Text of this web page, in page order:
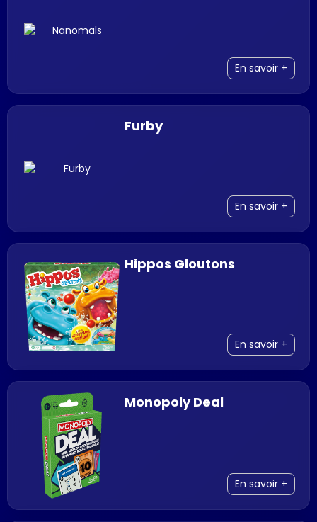
En savoir +
Furby
En savoir +
Hippos Gloutons
En savoir +
Monopoly Deal
En savoir +